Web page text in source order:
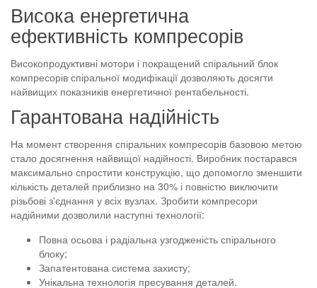
Висока енергетична
ефективність компресорів
Високопродуктивні мотори і покращений спіральний блок
компресорів спіральної модифікації дозволяють досягти
найвищих показників енергетичної рентабельності.
Гарантована надійність
На момент створення спіральних компресорів базовою метою
стало досягнення найвищої надійності. Виробник постарався
максимально спростити конструкцію, що допомогло зменшити
кількість деталей приблизно на 30% і повністю виключити
різьбові з'єднання у всіх вузлах. Зробити компресори
надійними дозволили наступні технології:
Повна осьова і радіальна узгодженість спірального
блоку;
Запатентована система захисту;
Унікальна технологія пресування деталей.